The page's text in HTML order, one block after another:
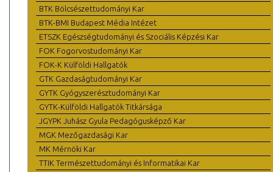
BTK Bölcsészettudományi Kar
BTK-BMI Budapest Média Intézet
ETSZK Egészségtudományi és Szociális Képzési Kar
FOK Fogorvostudományi Kar
FOK-K Külföldi Hallgatók
GTK Gazdaságtudományi Kar
GYTK Gyógyszerésztudományi Kar
GYTK-Külföldi Hallgatók Titkársága
JGYPK Juhász Gyula Pedagógusképző Kar
MGK Mezőgazdasági Kar
MK Mérnöki Kar
TTIK Természettudományi és Informatikai Kar